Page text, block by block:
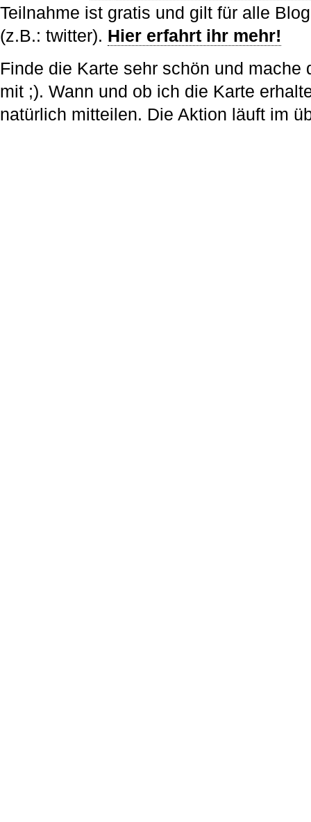
Teilnahme ist gratis und gilt für alle
(z.B.: twitter). Hier erfahrt ihr mehr!
Finde die Karte sehr schön und mache
mit ;). Wann und ob ich die Karte
natürlich mitteilen. Die Aktion läuft im